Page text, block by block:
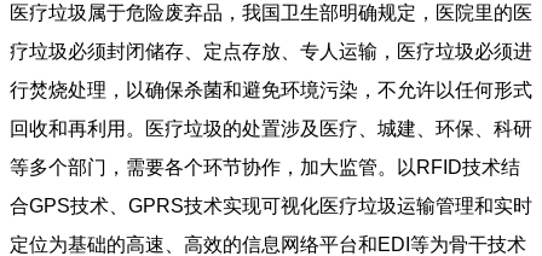
医疗垃圾属于危险废弃品，我国卫生部明确规定，医院里的医
疗垃圾必须封闭储存、定点存放、专人运输，医疗垃圾必须进
行焚烧处理，以确保杀菌和避免环境污染，不允许以任何形式
回收和再利用。医疗垃圾的处置涉及医疗、城建、环保、科研
等多个部门，需要各个环节协作，加大监管。以RFID技术结
合GPS技术、GPRS技术实现可视化医疗垃圾运输管理和实时
定位为基础的高速、高效的信息网络平台和EDI等为骨干技术